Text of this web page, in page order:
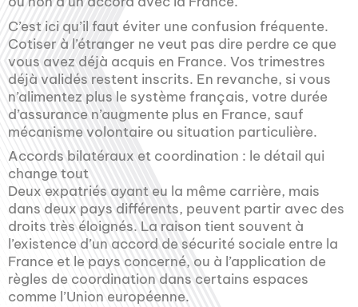
C’est ici qu’il faut éviter une confusion fréquente.
Cotiser à l’étranger ne veut pas dire perdre ce que
vous avez déjà acquis en France. Vos trimestres
déjà validés restent inscrits. En revanche, si vous
n’alimentez plus le système français, votre durée
d’assurance n’augmente plus en France, sauf
mécanisme volontaire ou situation particulière.
Accords bilatéraux et coordination : le détail qui
change tout
Deux expatriés ayant eu la même carrière, mais
dans deux pays différents, peuvent partir avec des
droits très éloignés. La raison tient souvent à
l’existence d’un accord de sécurité sociale entre la
France et le pays concerné, ou à l’application de
règles de coordination dans certains espaces
comme l’Union européenne.